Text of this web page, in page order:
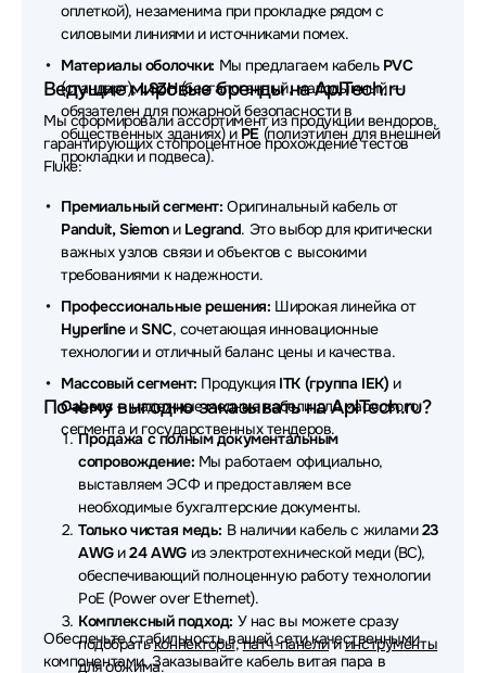
Кабели витая пара Ubiquiti
Кабели витая пара ATcom
Кабели витая пара Паритет
Кабели витая пара UGREEN
Кабели витая пара UNIVIEW
Кабели витая пара REXANT
Кабели витая пара PROCONNECT
Кабели витая пара Aopen
оплеткой), незаменима при прокладке рядом с
силовыми линиями и источниками помех.
Материалы оболочки: Мы предлагаем кабель PVC
(стандарт),LSZH(безгалогенный, малодымный —
обязателен для пожарной безопасности в
общественных зданиях) и PE (полиэтилен для внешней
прокладки и подвеса).
Ведущие мировые бренды на AplTech.ru
Мы сформировали ассортимент из продукции вендоров,
гарантирующих стопроцентное прохождение тестов
Fluke:
Премиальный сегмент: Оригинальный кабель от
Panduit, Siemonи Legrand. Это выбор для критически
важных узлов связи и объектов с высокими
требованиями к надежности.
Профессиональные решения: Широкая линейка от
HyperlineиSNC, сочетающая инновационные
технологии и отличный баланс цены и качества.
Массовый сегмент: Продукция ITK (группа IEK) и
Cabeus— надежные медные кабели для массового
сегмента и государственных тендеров.
Почему выгодно заказывать на AplTech.ru?
Продажа с полным документальным
сопровождение: Мы работаем официально,
выставляем ЭСФ и предоставляем все
необходимые бухгалтерские документы.
Только чистая медь: В наличии кабель с жилами23
AWGи24 AWGиз электротехнической меди (BC),
обеспечивающий полноценную работу технологии
PoE (Power over Ethernet).
Комплексный подход: У нас вы можете сразу
подобратьконнекторы,патч-панелииинструменты
для обжима.
Обеспечьте стабильность вашей сети качественными
компонентами. Заказывайте кабель витая пара в